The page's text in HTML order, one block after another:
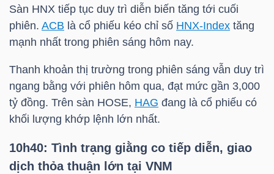
Sàn HNX tiếp tục duy trì diễn biến tăng tới cuối
phiên. ACB là cổ phiếu kéo chỉ số HNX-Index tăng
mạnh nhất trong phiên sáng hôm nay.
Thanh khoản thị trường trong phiên sáng vẫn duy trì
ngang bằng với phiên hôm qua, đạt mức gần 3,000
tỷ đồng. Trên sàn HOSE, HAG đang là cổ phiếu có
khối lượng khớp lệnh lớn nhất.
10h40: Tình trạng giằng co tiếp diễn, giao
dịch thỏa thuận lớn tại VNM
CÔNG
ĐẦU
TƯ
TRUY
XUẤT